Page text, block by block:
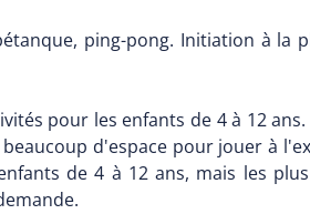
ping-pong. Initiation à la
pour les enfants de 4 à 12
d'espace pour jouer à
de 4 à 12 ans, mais les